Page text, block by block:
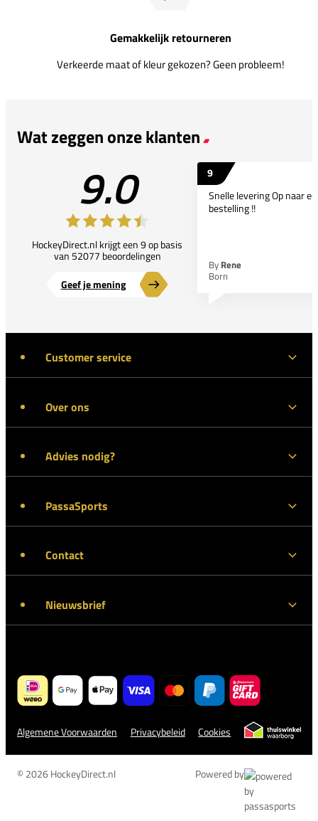
Gemakkelijk retourneren
Verkeerde maat of kleur gekozen? Geen probleem!
Wat zeggen onze klanten
9.0
HockeyDirect.nl krijgt een 9 op basis
van 52077 beoordelingen
Geef je mening
9
Snelle levering Op naar
bestelling !!
By Rene
Born
Customer service
Over ons
Advies nodig?
PassaSports
Contact
Nieuwsbrief
Algemene Voorwaarden Privacybeleid Cookies
© 2026 HockeyDirect.nl Powered by